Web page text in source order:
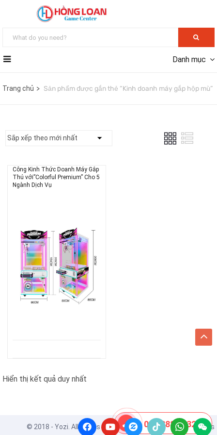
Danh mục
Trang chủ Sản phẩm được gắn thẻ “Kinh doanh máy gắp hộp mù”
Công Kinh Thức Doanh Máy Gắp
Thú với”Colorful Premium” Cho 5
Ngành Dịch Vụ
Hiển thị kết quả duy nhất
© 2018 - Yozi. All Rights Reserved. Powered by ApusThemes
08 8888 0532